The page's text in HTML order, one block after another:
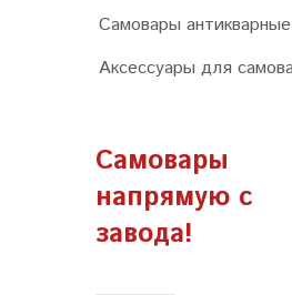
Самовары антикварные
Аксессуары для
Самовары
напрямую с
завода!